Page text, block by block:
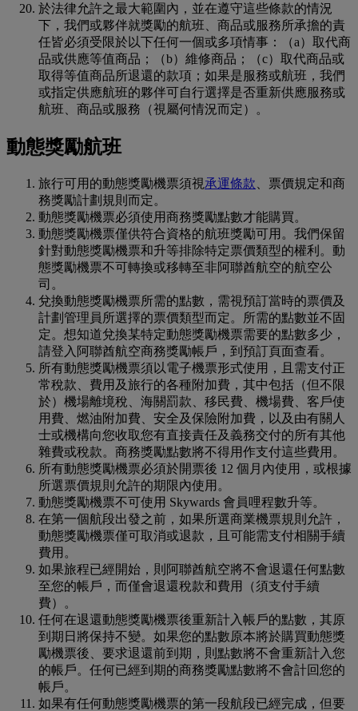
於法律允許之最大範圍內，並在遵守這些條款的情況
下，我們或夥伴就獎勵的航班、商品或服務所承擔的責
任皆必須受限於以下任何一個或多項情事：（a）取代商
品或供應等值商品；（b）維修商品；（c）取代商品或
取得等值商品所退還的款項；如果是服務或航班，我們
或指定供應航班的夥伴可自行選擇是否重新供應服務或
航班、商品或服務（視屬何情況而定）。
動態獎勵航班
旅行可用的動態獎勵機票須視承運條款 、票價規定和商
務獎勵計劃規則而定。
動態獎勵機票必須使用商務獎勵點數才能購買。
動態獎勵機票僅供符合資格的航班獎勵可用。我們保留
針對動態獎勵機票和升等排除特定票價類型的權利。動
態獎勵機票不可轉換或移轉至非阿聯酋航空的航空公
司。
兌換動態獎勵機票所需的點數，需視預訂當時的票價及
計劃管理員所選擇的票價類型而定。所需的點數並不固
定。想知道兌換某特定動態獎勵機票需要的點數多少，
請登入阿聯酋航空商務獎勵帳戶，到預訂頁面查看。
所有動態獎勵機票須以電子機票形式使用，且需支付正
常稅款、費用及旅行的各種附加費，其中包括（但不限
於）機場離境稅、海關罰款、移民費、機場費、客戶使
用費、燃油附加費、安全及保險附加費，以及由有關人
士或機構向您收取您有直接責任及義務交付的所有其他
雜費或稅款。商務獎勵點數將不得用作支付這些費用。
所有動態獎勵機票必須於開票後 12 個月內使用，或根據
所選票價規則允許的期限內使用。
動態獎勵機票不可使用 Skywards 會員哩程數升等。
在第一個航段出發之前，如果所選商業機票規則允許，
動態獎勵機票僅可取消或退款，且可能需支付相關手續
費用。
如果旅程已經開始，則阿聯酋航空將不會退還任何點數
至您的帳戶，而僅會退還稅款和費用（須支付手續
費）。
任何在退還動態獎勵機票後重新計入帳戶的點數，其原
到期日將保持不變。如果您的點數原本將於購買動態獎
勵機票後、要求退還前到期，則點數將不會重新計入您
的帳戶。任何已經到期的商務獎勵點數將不會計回您的
帳戶。
如果有任何動態獎勵機票的第一段航段已經完成，但要